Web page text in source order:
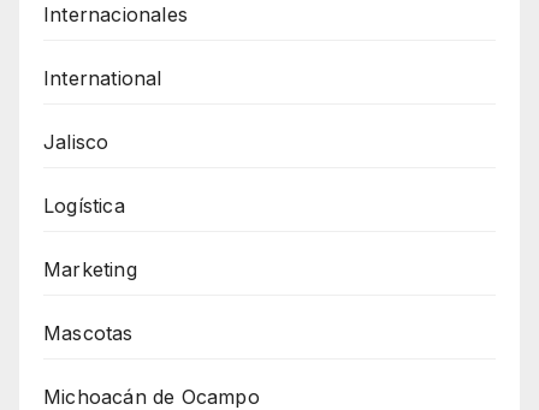
Internacionales
International
Jalisco
Logística
Marketing
Mascotas
Michoacán de Ocampo